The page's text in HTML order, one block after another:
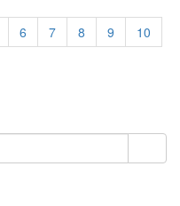
6 7 8 9
10